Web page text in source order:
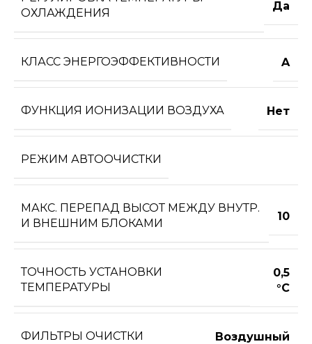
ОХЛАЖДЕНИЯ
Да
КЛАСС ЭНЕРГОЭФФЕКТИВНОСТИ A
ФУНКЦИЯ ИОНИЗАЦИИ ВОЗДУХА Нет
РЕЖИМ АВТООЧИСТКИ
МАКС. ПЕРЕПАД ВЫСОТ МЕЖДУ ВНУТР.
И ВНЕШНИМ БЛОКАМИ
10
ТОЧНОСТЬ УСТАНОВКИ
ТЕМПЕРАТУРЫ
0,5
°С
ФИЛЬТРЫ ОЧИСТКИ
Воздушный